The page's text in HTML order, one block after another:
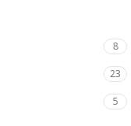
8
23
5